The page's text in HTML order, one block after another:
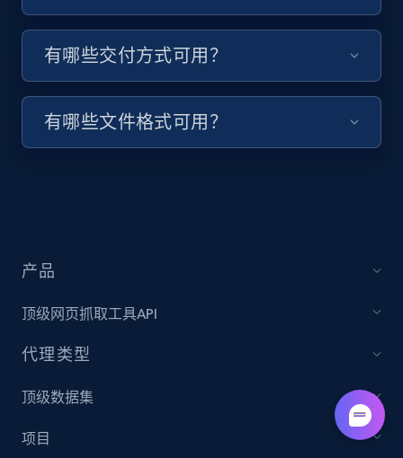
keywords
name, User url, User id, and more.
specific profile url
name, User url, User id, and more.
1.1K+
有哪些交付方式可用？
有哪些文件格式可用？
产品
顶级网页抓取工具API
代理类型
顶级数据集
项目